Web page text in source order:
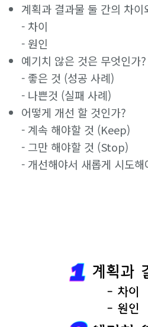
계획과 결과물 둘 간의 차
- 차이
- 원인
예기치 않은 것은 무엇인가?
- 좋은 것 (성공 사례)
- 나쁜것 (실패 사례)
어떻게 개선 할 것인가?
- 계속 해야할 것 (Keep)
- 그만 해야할 것 (Stop)
- 개선해야서 새롭게 시도